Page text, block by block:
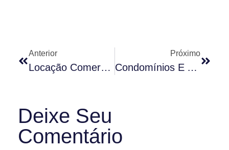
Anterior
Locação Comercial E A Ação Renovatória
Próximo
Condomínios E A Personalidade Jurídica
Deixe Seu
Comentário